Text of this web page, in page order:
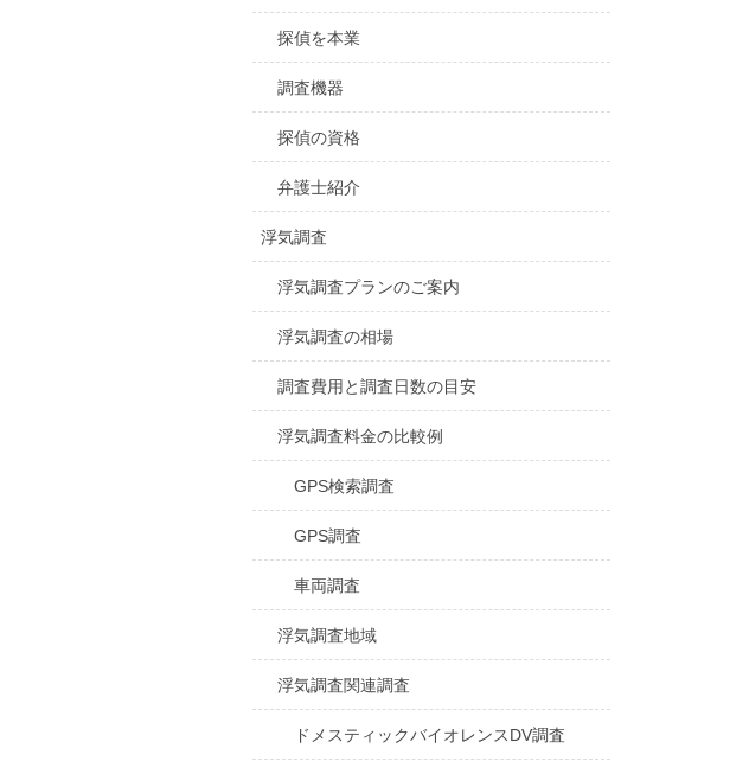
探偵を本業
調査機器
探偵の資格
弁護士紹介
浮気調査
浮気調査プランのご案内
浮気調査の相場
調査費用と調査日数の目安
浮気調査料金の比較例
GPS検索調査
GPS調査
車両調査
浮気調査地域
浮気調査関連調査
ドメスティックバイオレンスDV調査